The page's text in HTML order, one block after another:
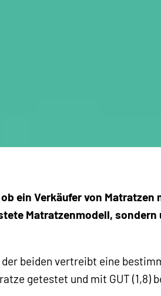
ein Verkäufer von
Matratzenmodell, sondern
beiden vertreibt eine
getestet und mit GUT (1,8)